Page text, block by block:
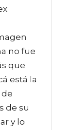
no fue
que
está la
de su
y lo